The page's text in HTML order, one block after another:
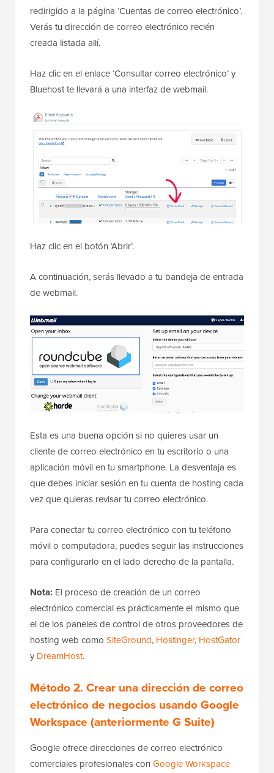
redirigido a la página ‘Cuentas de correo electrónico’.
Verás tu dirección de correo electrónico recién
creada listada allí.
Haz clic en el enlace ‘Consultar correo electrónico’ y
Bluehost te llevará a una interfaz de webmail.
Haz clic en el botón ‘Abrir’.
A continuación, serás llevado a tu bandeja de entrada
de webmail.
Esta es una buena opción si no quieres usar un
cliente de correo electrónico en tu escritorio o una
aplicación móvil en tu smartphone. La desventaja es
que debes iniciar sesión en tu cuenta de hosting cada
vez que quieras revisar tu correo electrónico.
Para conectar tu correo electrónico con tu teléfono
móvil o computadora, puedes seguir las instrucciones
para configurarlo en el lado derecho de la pantalla.
Nota: El proceso de creación de un correo
electrónico comercial es prácticamente el mismo que
el de los paneles de control de otros proveedores de
hosting web como SiteGround, Hostinger, HostGator
y DreamHost.
Método 2. Crear una dirección de correo
electrónico de negocios usando Google
Workspace (anteriormente G Suite)
Google ofrece direcciones de correo electrónico
comerciales profesionales con Google Workspace